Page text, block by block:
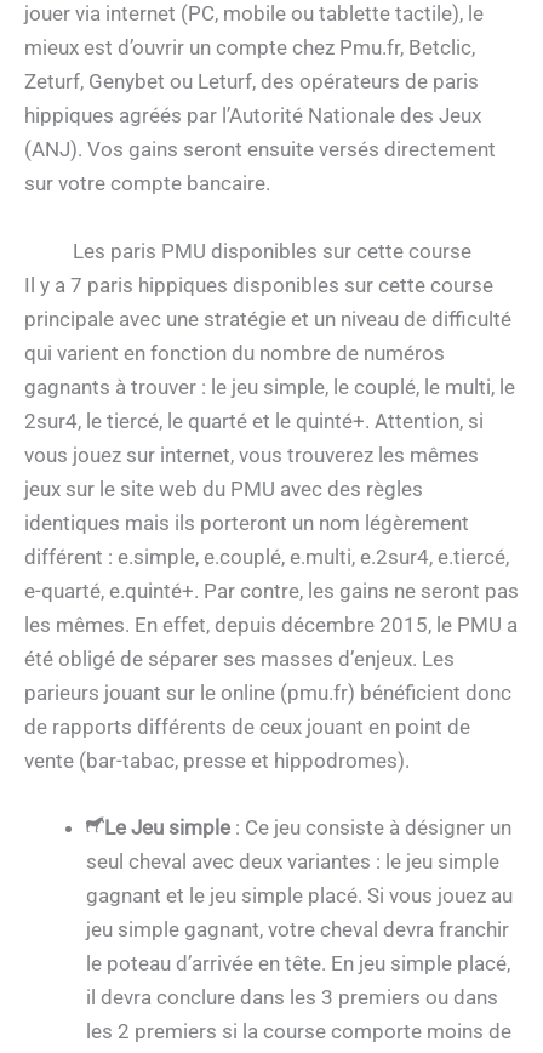
jouer via internet (PC, mobile ou tablette tactile), le
mieux est d’ouvrir un compte chez Pmu.fr, Betclic,
Zeturf, Genybet ou Leturf, des opérateurs de paris
hippiques agréés par l’Autorité Nationale des Jeux
(ANJ). Vos gains seront ensuite versés directement
sur votre compte bancaire.
Les paris PMU disponibles sur cette course
Il y a 7 paris hippiques disponibles sur cette course
principale avec une stratégie et un niveau de difficulté
qui varient en fonction du nombre de numéros
gagnants à trouver : le jeu simple, le couplé, le multi, le
2sur4, le tiercé, le quarté et le quinté+. Attention, si
vous jouez sur internet, vous trouverez les mêmes
jeux sur le site web du PMU avec des règles
identiques mais ils porteront un nom légèrement
différent : e.simple, e.couplé, e.multi, e.2sur4, e.tiercé,
e-quarté, e.quinté+. Par contre, les gains ne seront pas
les mêmes. En effet, depuis décembre 2015, le PMU a
été obligé de séparer ses masses d’enjeux. Les
parieurs jouant sur le online (pmu.fr) bénéficient donc
de rapports différents de ceux jouant en point de
vente (bar-tabac, presse et hippodromes).
Le Jeu simple : Ce jeu consiste à désigner un
seul cheval avec deux variantes : le jeu simple
gagnant et le jeu simple placé. Si vous jouez au
jeu simple gagnant, votre cheval devra franchir
le poteau d’arrivée en tête. En jeu simple placé,
il devra conclure dans les 3 premiers ou dans
les 2 premiers si la course comporte moins de